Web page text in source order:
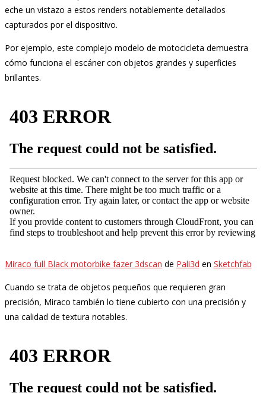
eche un vistazo a estos renders notablemente detallados
capturados por el dispositivo.
Por ejemplo, este complejo modelo de motocicleta demuestra
cómo funciona el escáner con objetos grandes y superficies
brillantes.
Miraco full Black motorbike fazer 3dscan de Pali3d en Sketchfab
Cuando se trata de objetos pequeños que requieren gran
precisión, Miraco también lo tiene cubierto con una precisión y
una calidad de textura notables.